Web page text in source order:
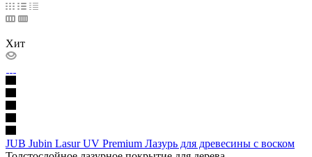
Хит
JUB Jubin Lasur UV Premium Лазурь для древесины с воском